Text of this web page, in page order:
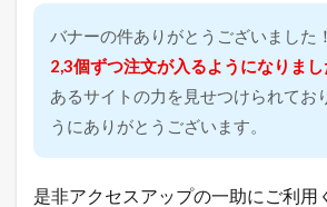
バナーの件ありがとうございました！
2,3個ずつ注文が入るようになりま
あるサイトの力を見せつけられてお
うにありがとうございます。
是非アクセスアップの一助にご利用